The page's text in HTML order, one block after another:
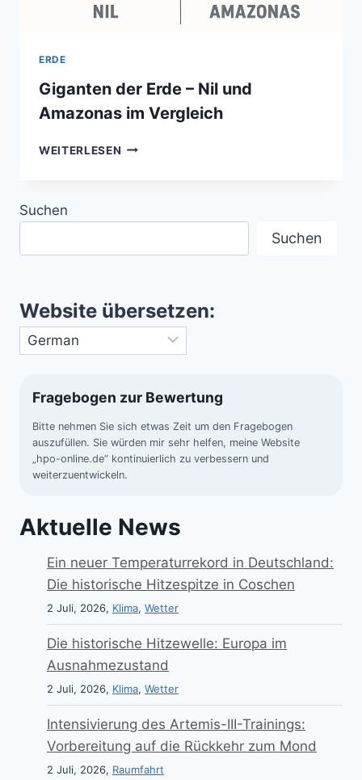
ERDE
Giganten der Erde – Nil und
Amazonas im Vergleich
WEITERLESEN GIGANTEN
Suchen
Suchen
Website übersetzen:
Fragebogen zur Bewertung
Bitte nehmen Sie sich etwas Zeit um den Fragebogen
auszufüllen. Sie würden mir sehr helfen, meine Website
„hpo-online.de“ kontinuierlich zu verbessern und
weiterzuentwickeln.
Aktuelle News
Ein neuer Temperaturrekord in Deutschland:
Die historische Hitzespitze in Coschen
2 Juli, 2026, Klima, Wetter
Die historische Hitzewelle: Europa im
Ausnahmezustand
2 Juli, 2026, Klima, Wetter
Intensivierung des Artemis-III-Trainings:
Vorbereitung auf die Rückkehr zum Mond
2 Juli, 2026, Raumfahrt